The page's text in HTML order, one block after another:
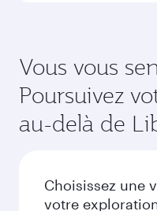
De MAD 7004